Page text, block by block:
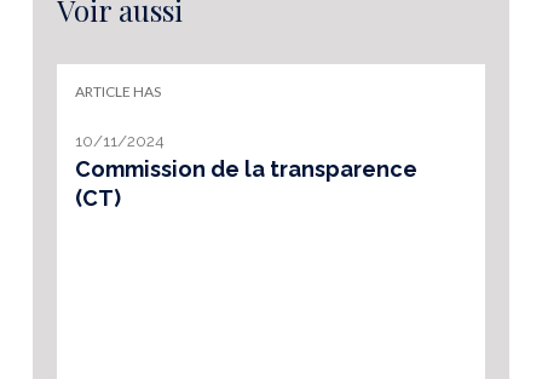
Voir aussi
ARTICLE HAS
10/11/2024
Commission de la transparence
(CT)